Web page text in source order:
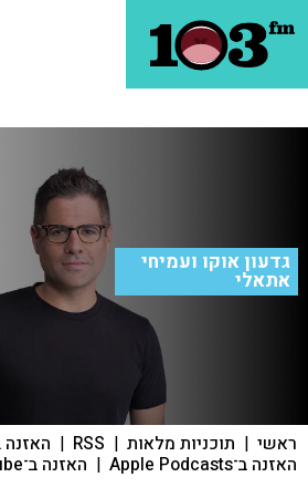
גדעון אוקו ועמיחי
אתאלי
ראשי | תוכניות מלאות |
RSS
| האזנה
האזנה ב־Apple Podcasts | האזנה ב־youtube